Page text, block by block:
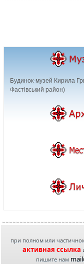
Будинок-музей Кирила
Фастівський район)
при полном или
активная ссылка
пишите нам